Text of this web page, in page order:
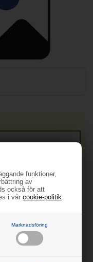
funktioner,
av
också för att
i vårcookie-politik
Marknadsföring